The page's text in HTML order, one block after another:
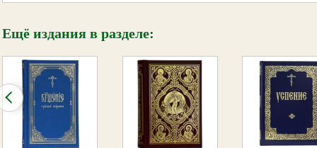
Ещё издания в разделе: